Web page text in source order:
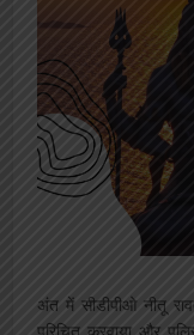
अंत में सीडीपीओ नीतू
परिचित करवाया और